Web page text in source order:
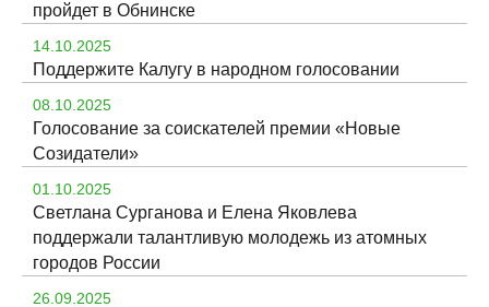
пройдет в Обнинске
14.10.2025
Поддержите Калугу в народном голосовании
08.10.2025
Голосование за соискателей премии «Новые
Созидатели»
01.10.2025
Светлана Сурганова и Елена Яковлева
поддержали талантливую молодежь из атомных
городов России
26.09.2025